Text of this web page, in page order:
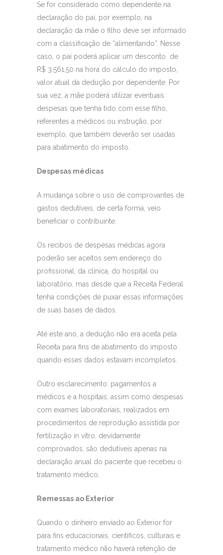
Se for considerado como dependente na
declaração do pai, por exemplo, na
declaração da mãe o filho deve ser informado
com a classificação de “alimentando”. Nesse
caso, o pai poderá aplicar um desconto de
R$ 3.561,50 na hora do cálculo do imposto,
valor atual da dedução por dependente. Por
sua vez, a mãe poderá utilizar eventuais
despesas que tenha tido com esse filho,
referentes a médicos ou instrução, por
exemplo, que também deverão ser usadas
para abatimento do imposto.
Despesas médicas
A mudança sobre o uso de comprovantes de
gastos dedutíveis, de certa forma, veio
beneficiar o contribuinte.
Os recibos de despesas médicas agora
poderão ser aceitos sem endereço do
profissional, da clínica, do hospital ou
laboratório, mas desde que a Receita Federal
tenha condições de puxar essas informações
de suas bases de dados.
Até este ano, a dedução não era aceita pela
Receita para fins de abatimento do imposto
quando esses dados estavam incompletos.
Outro esclarecimento: pagamentos a
médicos e a hospitais, assim como despesas
com exames laboratoriais, realizados em
procedimentos de reprodução assistida por
fertilização in vitro, devidamente
comprovados, são dedutíveis apenas na
declaração anual do paciente que recebeu o
tratamento médico.
Remessas ao Exterior
Quando o dinheiro enviado ao Exterior for
para fins educacionais, científicos, culturais e
tratamento médico não haverá retenção de